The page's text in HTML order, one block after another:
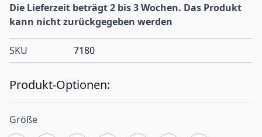
Die Lieferzeit beträgt 2 bis 3 Wochen. Das Produkt
kann nicht zurückgegeben werden
SKU 7180
Produkt-Optionen:
Größe